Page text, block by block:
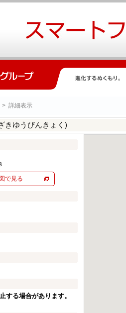
> 詳細表示
きゆうびんきょく)
で見る
する場合があります。